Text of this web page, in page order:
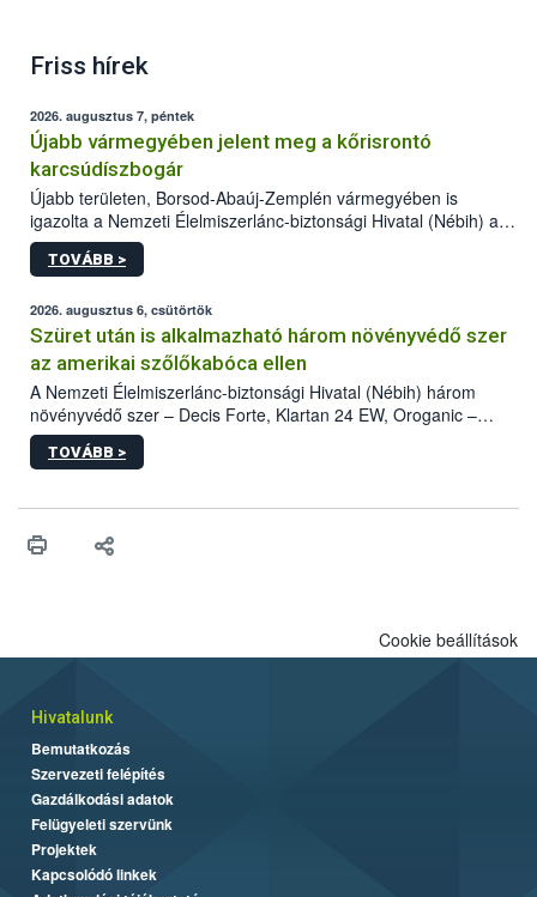
Friss hírek
2026. augusztus 7, péntek
Újabb vármegyében jelent meg a kőrisrontó
karcsúdíszbogár
Újabb területen, Borsod-Abaúj-Zemplén vármegyében is
igazolta a Nemzeti Élelmiszerlánc-biztonsági Hivatal (Nébih) a
kőrisrontó karcsúdíszbogár (Agrilus planipennis) jelenlétét. A
kártevőt nem csak színcsapdában találták meg, de már fertőzött
az intenzív felderítést, emellett az intézkedéseket a szlovák
hatósággal is összehangolják a terjedés megállítása érdekében.
TOVÁBB >
2026. augusztus 6, csütörtök
Szüret után is alkalmazható három növényvédő szer
az amerikai szőlőkabóca ellen
A Nemzeti Élelmiszerlánc-biztonsági Hivatal (Nébih) három
növényvédő szer – Decis Forte, Klartan 24 EW, Oroganic –
engedélyokiratát módosította, így azok a szüretet követően,
egészen a vesszőérettség (BBCH 91) stádiumáig
érésű szőlőkben is legyen lehetőség a károsító elleni további
felhasználók számára is elérhető és ökológiai termesztésben is
TOVÁBB >
Cookie beállítások
Hivatalunk
Bemutatkozás
Szervezeti felépítés
Gazdálkodási adatok
Felügyeleti szervünk
Projektek
Kapcsolódó linkek